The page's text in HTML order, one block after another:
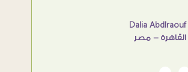
Dalia Abdlraouf
القاهرة - مصر